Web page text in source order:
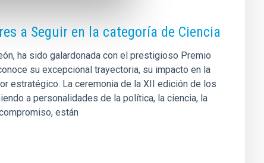
a Seguir en la categoría de Ciencia
ha sido galardonada con el prestigioso Premio
su excepcional trayectoria, su impacto en la
estratégico. La ceremonia de la XII edición de los
a personalidades de la política, la ciencia, la
están